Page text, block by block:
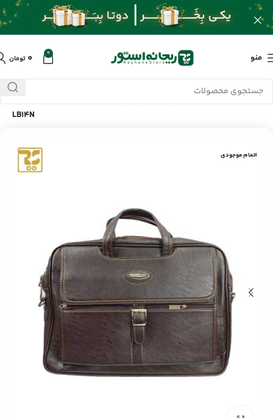
منو 0 ۰ تومان
خانه/محصولات/کامپیوتر و لپ تاپ/کیف دستی لپ تاپ استار بگ
LB14N
اتمام موجودی